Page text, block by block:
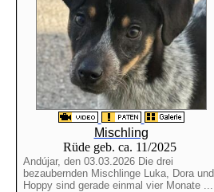
Mischling
Rüde geb. ca. 11/2025
Andújar, den 03.03.2026 Die drei
bezaubernden Mischlinge Luka, Dora und
Hoppy sind gerade einmal vier Monate ...